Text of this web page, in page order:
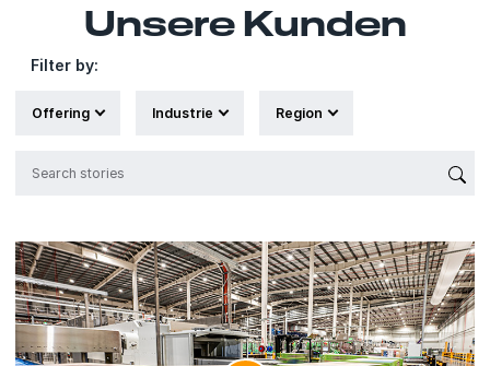
Unsere Kunden
Filter by:
Offering Industrie Region